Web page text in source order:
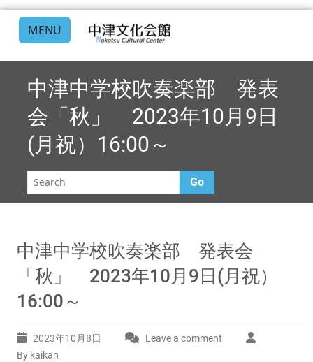
MENU
中津中学校吹奏楽部 発表
会「秋」 2023年10月9日
(月祝）16:00～
Go
中津中学校吹奏楽部 発表会
「秋」 2023年10月9日(月祝）
16:00～
2023年10月8日
Leave a comment
By kaikan